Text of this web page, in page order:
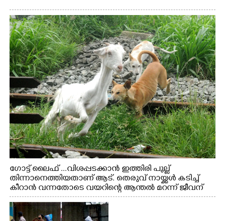
ഗോട്ട് ലൈഫ് ...വിശപ്പടക്കാൻ ഇത്തിരി പുല്ല്
തിന്നാനെത്തിയതാണ് ആട്. തെരുവ് നായ്ക്കൾ കടിച്ച്
കീറാൻ വന്നതോടെ വയറിന്റെ ആന്തൽ മറന്ന് ജീവന്
വേണ്ടിയായി ഓട്ടം. എറണാകുളം വാത്തുരുത്തിയിൽ
നിന്നുള്ള കാഴ്ച